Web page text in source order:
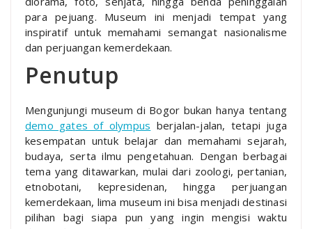
para pejuang. Museum ini menjadi tempat yang
inspiratif untuk memahami semangat nasionalisme
dan perjuangan kemerdekaan.
Penutup
Mengunjungi museum di Bogor bukan hanya tentang
demo gates of olympus berjalan-jalan, tetapi juga
kesempatan untuk belajar dan memahami sejarah,
budaya, serta ilmu pengetahuan. Dengan berbagai
tema yang ditawarkan, mulai dari zoologi, pertanian,
etnobotani, kepresidenan, hingga perjuangan
kemerdekaan, lima museum ini bisa menjadi destinasi
pilihan bagi siapa pun yang ingin mengisi waktu